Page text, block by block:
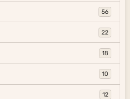
56
22
18
10
12